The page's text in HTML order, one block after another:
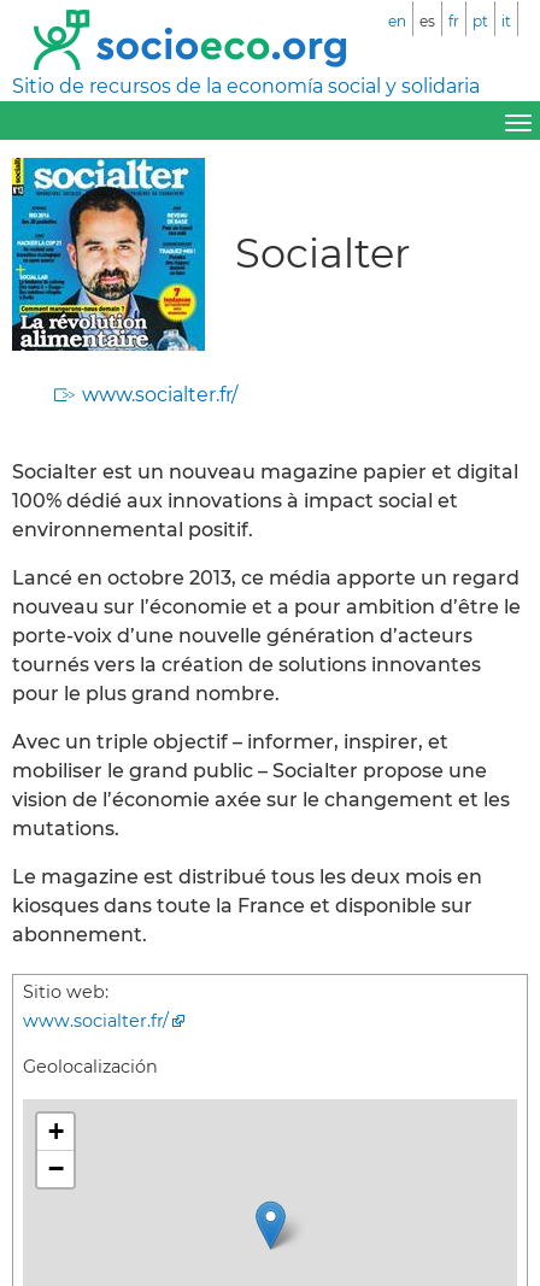
Sitio de recursos de la economía social y solidaria
en es fr pt it
Socialter
www.socialter.fr/
Socialter est un nouveau magazine papier et digital
100% dédié aux innovations à impact social et
environnemental positif.
Lancé en octobre 2013, ce média apporte un regard
nouveau sur l’économie et a pour ambition d’être le
porte-voix d’une nouvelle génération d’acteurs
tournés vers la création de solutions innovantes
pour le plus grand nombre.
Avec un triple objectif – informer, inspirer, et
mobiliser le grand public – Socialter propose une
vision de l’économie axée sur le changement et les
mutations.
Le magazine est distribué tous les deux mois en
kiosques dans toute la France et disponible sur
abonnement.
Sitio web:
www.socialter.fr/
Geolocalización
+
−